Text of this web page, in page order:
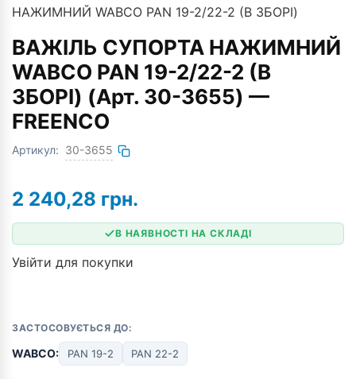
НАЖИМНИЙ WABCO PAN 19-2/22-2 (В ЗБОРІ)
ВАЖІЛЬ СУПОРТА НАЖИМНИЙ
WABCO PAN 19-2/22-2 (В
ЗБОРІ) (Арт. 30-3655) —
FREENCO
Артикул: 30-3655
ЗАСТОСОВУЄТЬСЯ ДО:
WABCO: PAN 19-2 PAN 22-2
2 240,28 грн.
В НАЯВНОСТІ НА СКЛАДІ
Увійти для покупки